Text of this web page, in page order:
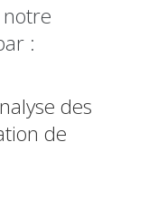
:
des
de